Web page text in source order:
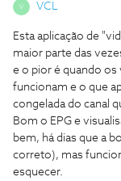
V VCL
Esta aplicação de
maior parte das
e o pior é quando os
funcionam e o que
congelada do canal
Bom o EPG e
bem, há dias que a
correto), mas
esquecer.